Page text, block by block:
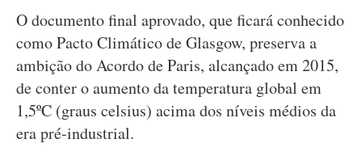
O documento final aprovado, que ficará conhecido
como Pacto Climático de Glasgow, preserva a
ambição do Acordo de Paris, alcançado em 2015,
de conter o aumento da temperatura global em
1,5ºC (graus celsius) acima dos níveis médios da
era pré-industrial.